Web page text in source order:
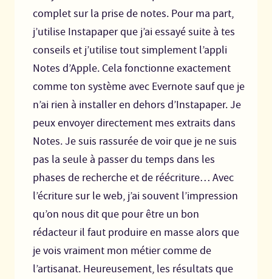
complet sur la prise de notes. Pour ma part,
j’utilise Instapaper que j’ai essayé suite à tes
conseils et j’utilise tout simplement l’appli
Notes d’Apple. Cela fonctionne exactement
comme ton système avec Evernote sauf que je
n’ai rien à installer en dehors d’Instapaper. Je
peux envoyer directement mes extraits dans
Notes. Je suis rassurée de voir que je ne suis
pas la seule à passer du temps dans les
phases de recherche et de réécriture… Avec
l’écriture sur le web, j’ai souvent l’impression
qu’on nous dit que pour être un bon
rédacteur il faut produire en masse alors que
je vois vraiment mon métier comme de
l’artisanat. Heureusement, les résultats que